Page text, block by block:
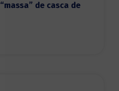
de casca de